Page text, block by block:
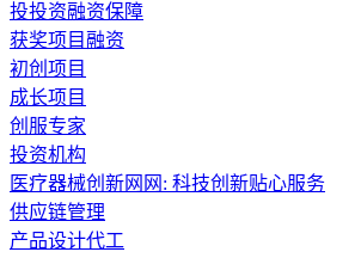
投投资融资保障
获奖项目融资
初创项目
成长项目
创服专家
投资机构
医疗器械创新网网: 科技创新贴心服务
供应链管理
产品设计代工